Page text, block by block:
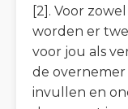
[2]. Voor
worden er
voor jou als
de overnemer
invullen en